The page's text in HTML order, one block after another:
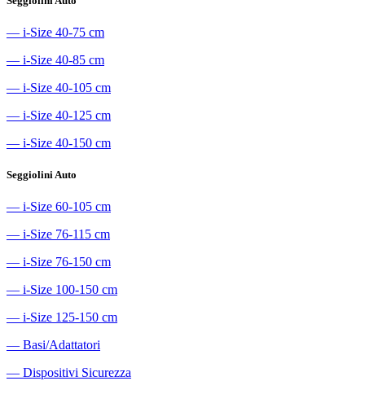
― i-Size 40-75 cm
― i-Size 40-85 cm
― i-Size 40-105 cm
― i-Size 40-125 cm
― i-Size 40-150 cm
Seggiolini Auto
― i-Size 60-105 cm
― i-Size 76-115 cm
― i-Size 76-150 cm
― i-Size 100-150 cm
― i-Size 125-150 cm
― Basi/Adattatori
― Dispositivi Sicurezza